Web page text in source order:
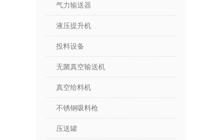
气力输送器
液压提升机
投料设备
无菌真空输送机
真空给料机
不锈钢吸料枪
压送罐